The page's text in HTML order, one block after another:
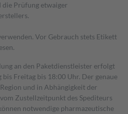
die Prüfung etwaiger
Vor Gebrauch stets Etikett
an den Paketdienstleister erfolgt
Freitag bis 18:00 Uhr. Der genaue
und in Abhängigkeit der
Zustellzeitpunkt des Spediteurs
notwendige pharmazeutische